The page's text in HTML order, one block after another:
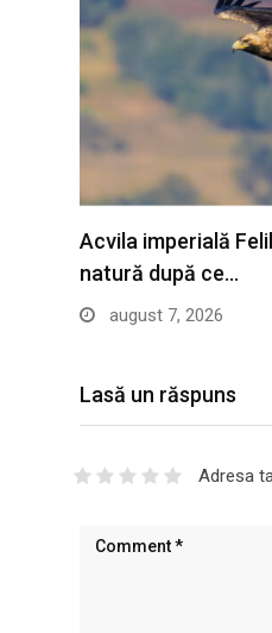
Acvila imperială
natură după ce…
august 7, 2026
Lasă un răspuns
Adresa